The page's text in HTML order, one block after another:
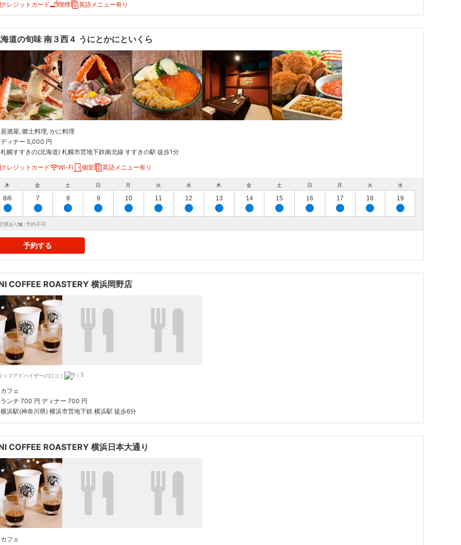
クレジットカード
喫煙 英語メニュー有り
道の旬味 南３西４ うにとかにといくら
居酒屋, 郷土料理, かに料理
ディナー 5,000 円
札幌すすきの(北海道) 札幌市営地下鉄南北線 すすきの駅 徒歩1分
クレジットカード
Wi-Fi 個室 英語メニュー有り
木
8/6
金
7
土
8
日
9
月
10
火
11
水
12
木
13
金
14
土
15
日
16
月
17
火
18
水
19
席あり :予約不可
予約する
COFFEE ROASTERY 横浜岡野店
ップアドバイザーの口コミ
カフェ
ランチ 700 円 ディナー 700 円
横浜駅(神奈川県) 横浜市営地下鉄 横浜駅 徒歩6分
COFFEE ROASTERY 横浜日本大通り
カフェ